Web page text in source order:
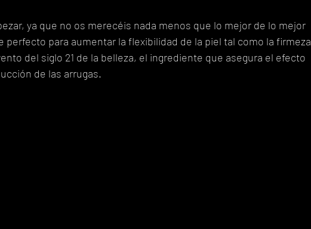
ya que no os merecéis nada menos que lo mejor de lo mejor
perfecto para aumentar la flexibilidad de la piel tal como la firmeza
del siglo 21 de la belleza, el ingrediente que asegura el efecto
de las arrugas.